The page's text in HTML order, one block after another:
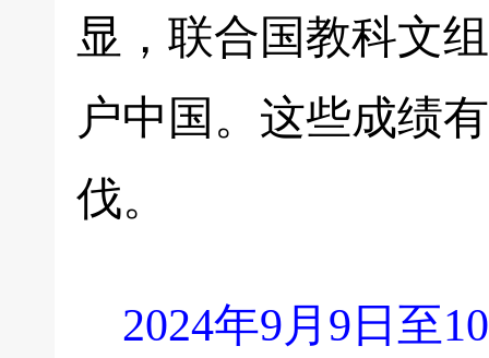
显，联合国教科文
户中国。这些成绩
伐。
2024年9月9日至